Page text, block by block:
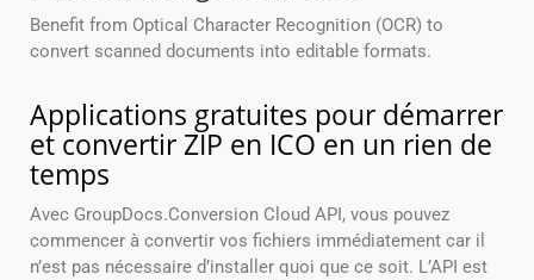
Benefit from Optical Character Recognition (OCR) to
convert scanned documents into editable formats.
Applications gratuites pour démarrer
et convertir ZIP en ICO en un rien de
temps
Avec GroupDocs.Conversion Cloud API, vous pouvez
commencer à convertir vos fichiers immédiatement car il
n’est pas nécessaire d’installer quoi que ce soit. L’API est